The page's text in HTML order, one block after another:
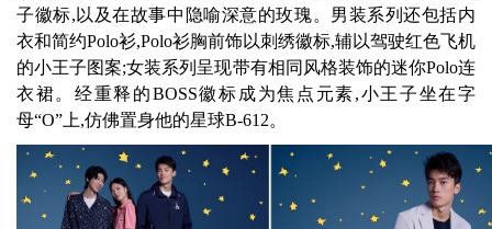
子徽标,以及在故事中隐喻深意的玫瑰。男装系列还包括内
衣和简约Polo衫,Polo衫胸前饰以刺绣徽标,辅以驾驶红色飞机
的小王子图案;女装系列呈现带有相同风格装饰的迷你Polo连
衣裙。经重释的BOSS徽标成为焦点元素,小王子坐在字
母“O”上,仿佛置身他的星球B-612。